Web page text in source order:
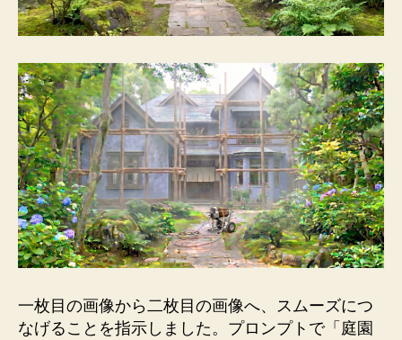
一枚目の画像から二枚目の画像へ、スムーズにつ
なげることを指示しました。プロンプトで「庭園